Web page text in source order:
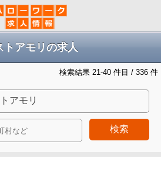
トアモリの求人
検索結果 21-40 件目 / 336 件
検索